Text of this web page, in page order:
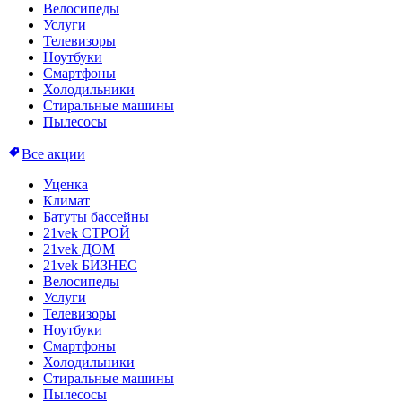
Велосипеды
Услуги
Телевизоры
Ноутбуки
Смартфоны
Холодильники
Стиральные машины
Пылесосы
Все акции
Уценка
Климат
Батуты бассейны
21vek СТРОЙ
21vek ДОМ
21vek БИЗНЕС
Велосипеды
Услуги
Телевизоры
Ноутбуки
Смартфоны
Холодильники
Стиральные машины
Пылесосы